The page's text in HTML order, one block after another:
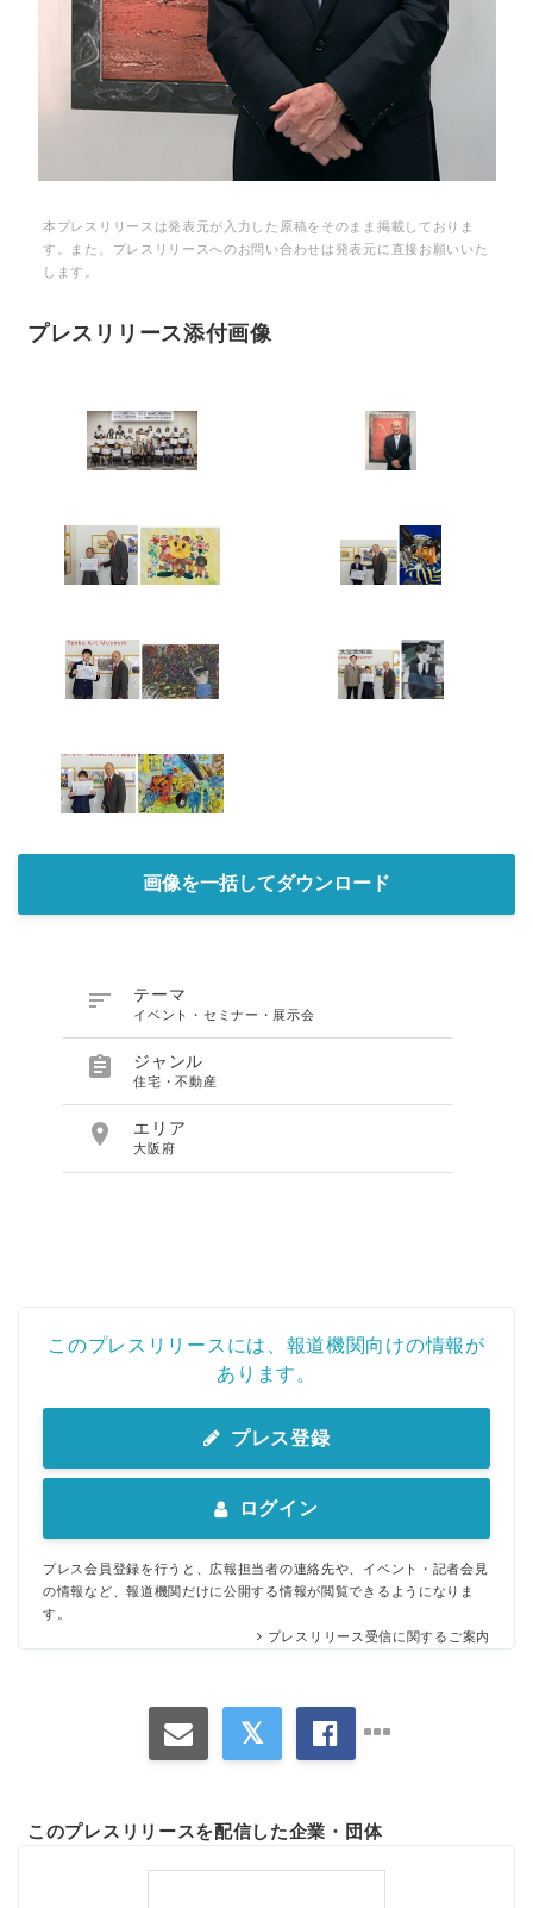
本プレスリリースは発表元が入力した原稿をそのまま掲載しておりま
す。また、プレスリリースへのお問い合わせは発表元に直接お願いいた
します。
プレスリリース添付画像
画像を一括してダウンロード
 テーマ
イベント・セミナー・展示会
 ジャンル
住宅・不動産
 エリア
大阪府
このプレスリリースには、報道機関向けの情報が
あります。
プレス登録
ログイン
プレス会員登録を行うと、広報担当者の連絡先や、イベント・記者会見
の情報など、報道機関だけに公開する情報が閲覧できるようになりま
す。
プレスリリース受信に関するご案内
このプレスリリースを配信した企業・団体